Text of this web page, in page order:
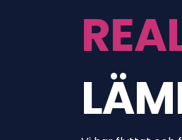
Vi har flyttat och